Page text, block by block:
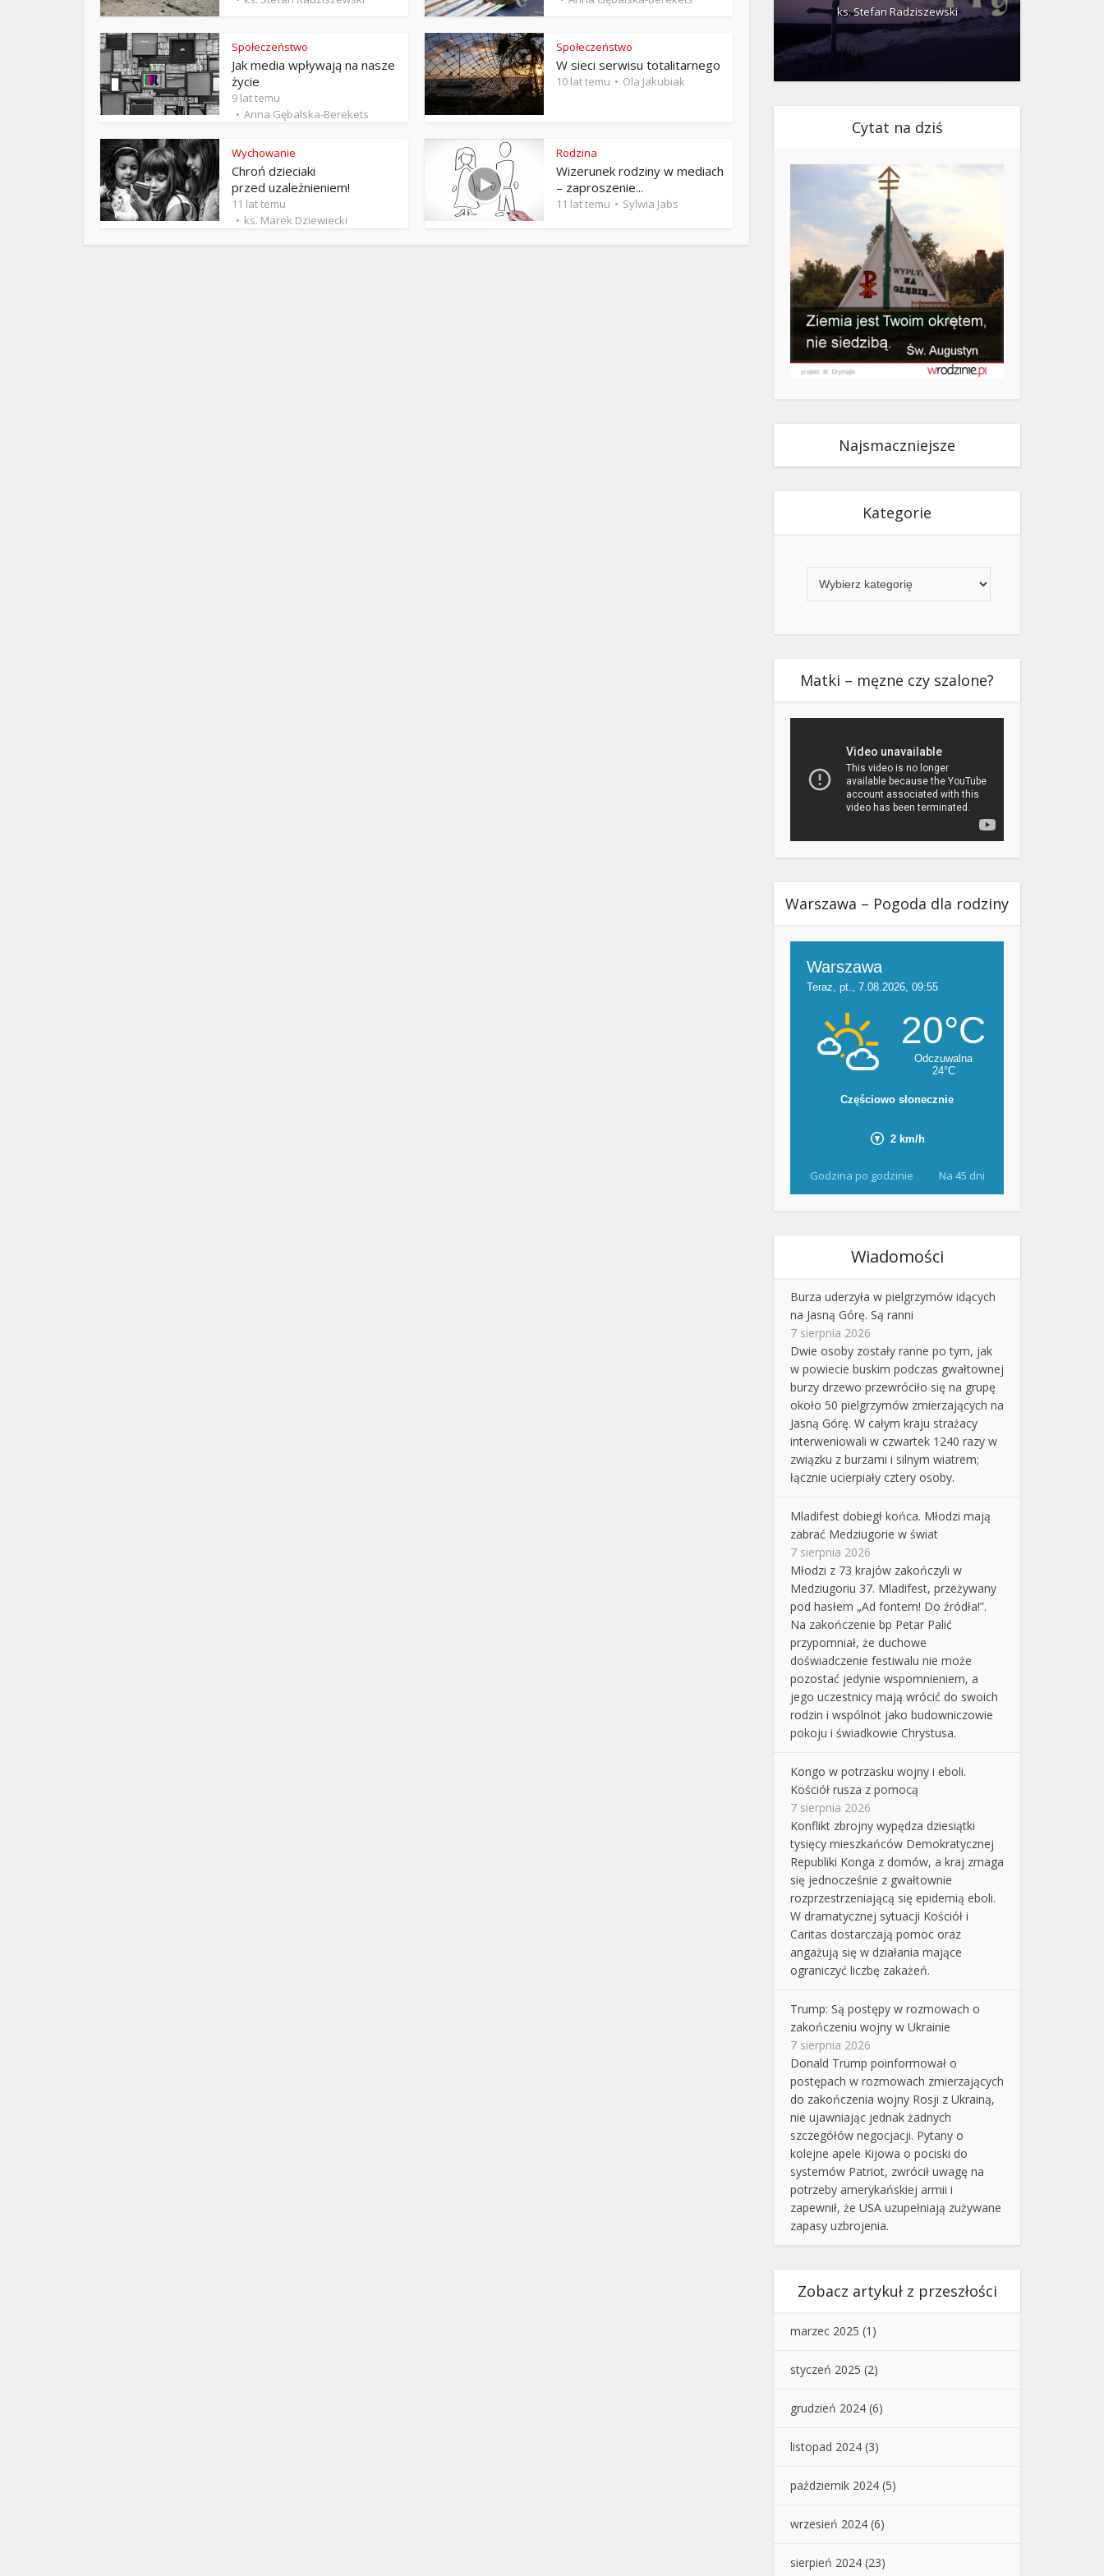
Społeczeństwo
Jak media wpływają na nasze
życie
9 lat temu
Anna Gębalska-Berekets
Społeczeństwo
W sieci serwisu totalitarnego
10 lat temu Ola Jakubiak
Wychowanie
Chroń dzieciaki
przed uzależnieniem!
11 lat temu
ks. Marek Dziewiecki
Rodzina
Wizerunek rodziny w mediach
– zaproszenie...
11 lat temu Sylwia Jabs
ks. Stefan Radziszewski ks. Stefan Radziszewski
Cytat na dziś
Najsmaczniejsze
Kategorie
Matki – męzne czy szalone?
Warszawa – Pogoda dla rodziny
Godzina po godzinie Na 45 dni
Wiadomości
Burza uderzyła w pielgrzymów idących
na Jasną Górę. Są ranni
7 sierpnia 2026
Dwie osoby zostały ranne po tym, jak
w powiecie buskim podczas gwałtownej
burzy drzewo przewróciło się na grupę
około 50 pielgrzymów zmierzających na
Jasną Górę. W całym kraju strażacy
interweniowali w czwartek 1240 razy w
związku z burzami i silnym wiatrem;
łącznie ucierpiały cztery osoby.
Mladifest dobiegł końca. Młodzi mają
zabrać Medziugorie w świat
7 sierpnia 2026
Młodzi z 73 krajów zakończyli w
Medziugoriu 37. Mladifest, przeżywany
pod hasłem „Ad fontem! Do źródła!”.
Na zakończenie bp Petar Palić
przypomniał, że duchowe
doświadczenie festiwalu nie może
pozostać jedynie wspomnieniem, a
jego uczestnicy mają wrócić do swoich
rodzin i wspólnot jako budowniczowie
pokoju i świadkowie Chrystusa.
Kongo w potrzasku wojny i eboli.
Kościół rusza z pomocą
7 sierpnia 2026
Konflikt zbrojny wypędza dziesiątki
tysięcy mieszkańców Demokratycznej
Republiki Konga z domów, a kraj zmaga
się jednocześnie z gwałtownie
rozprzestrzeniającą się epidemią eboli.
W dramatycznej sytuacji Kościół i
Caritas dostarczają pomoc oraz
angażują się w działania mające
ograniczyć liczbę zakażeń.
Trump: Są postępy w rozmowach o
zakończeniu wojny w Ukrainie
7 sierpnia 2026
Donald Trump poinformował o
postępach w rozmowach zmierzających
do zakończenia wojny Rosji z Ukrainą,
nie ujawniając jednak żadnych
szczegółów negocjacji. Pytany o
kolejne apele Kijowa o pociski do
systemów Patriot, zwrócił uwagę na
potrzeby amerykańskiej armii i
zapewnił, że USA uzupełniają zużywane
zapasy uzbrojenia.
Zobacz artykuł z przeszłości
marzec 2025 (1)
styczeń 2025 (2)
grudzień 2024 (6)
listopad 2024 (3)
październik 2024 (5)
wrzesień 2024 (6)
sierpień 2024 (23)